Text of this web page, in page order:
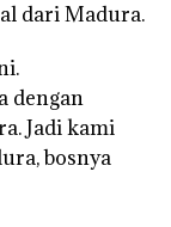
dari Madura.
dengan
Jadi kami
bosnya